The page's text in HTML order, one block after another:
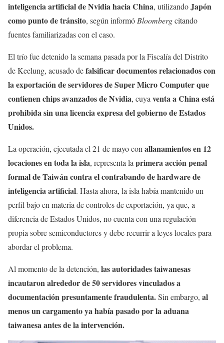
inteligencia artificial de Nvidia hacia China, utilizandoJapón
como punto de tránsito, según informóBloombergcitando
fuentes familiarizadas con el caso.
El trío fue detenido la semana pasada por la Fiscalía del Distrito
de Keelung, acusado defalsificar documentos relacionados con
la exportación de servidores de Super Micro Computer que
contienen chips avanzados de Nvidia, cuyaventa a China está
prohibida sin una licencia expresa del gobierno de Estados
Unidos.
La operación, ejecutada el 21 de mayo conallanamientos en 12
locaciones en toda la isla, representa laprimera acción penal
formal de Taiwán contra el contrabando de hardware de
inteligencia artificial. Hasta ahora, la isla había mantenido un
perfil bajo en materia de controles de exportación, ya que, a
diferencia de Estados Unidos, no cuenta con una regulación
propia sobre semiconductores y debe recurrir a leyes locales para
abordar el problema.
Al momento de la detención, las autoridades taiwanesas
incautaron alrededor de 50 servidores vinculados a
documentación presuntamente fraudulenta.Sin embargo, al
menos un cargamento ya había pasado por la aduana
taiwanesa antes de la intervención.